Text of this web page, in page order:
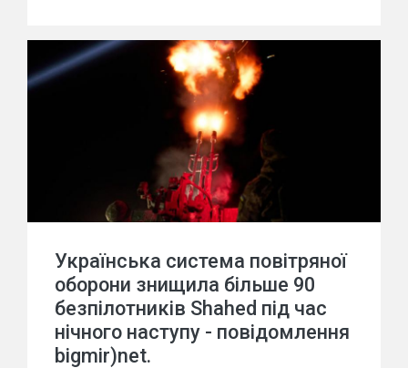
Українська система повітряної
оборони знищила більше 90
безпілотників Shahed під час
нічного наступу - повідомлення
bigmir)net.